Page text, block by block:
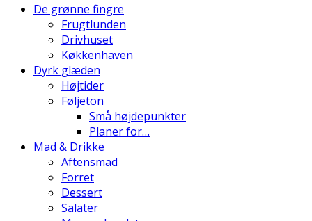
De grønne fingre
Frugtlunden
Drivhuset
Køkkenhaven
Dyrk glæden
Højtider
Føljeton
Små højdepunkter
Planer for…
Mad & Drikke
Aftensmad
Forret
Dessert
Salater